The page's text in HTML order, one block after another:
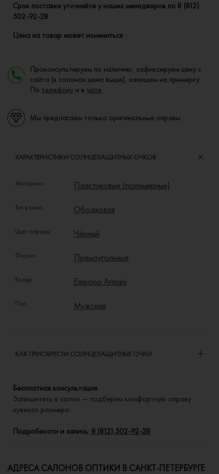
Cрок поставки уточняйте у наших менеджеров по 8 (812)
502-92-28
Цена на товар может измениться
Проконсультируем по наличию, зафиксируем цену с
сайта (в салонах цена выше), запишем на примерку.
По телефону и в чате
Мы предлагаем только оригинальные оправы
ХАРАКТЕРИСТИКИ СОЛНЦЕЗАЩИТНЫХ ОЧКОВ
Материал: Пластиковые (полимерные)
Тип рамки: Ободковая
Цвет оправы: Чёрный
Форма: Прямоугольные
Бренд: Emporio Armani
Пол: Мужские
КАК ПРИОБРЕСТИ СОЛНЦЕЗАЩИТНЫЕ ОЧКИ
Бесплатная консультация.
Запишитесь в салон — подберем комфортную оправу
нужного размера.
Подробности и запись: 8 (812) 502-92-28
АДРЕСА САЛОНОВ ОПТИКИ В САНКТ-ПЕТЕРБУРГЕ